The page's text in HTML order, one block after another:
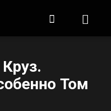
Том